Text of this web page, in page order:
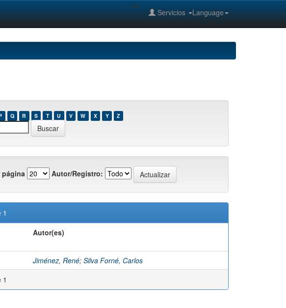
Language
Servicios
--%>
Q R S T U V W X Y Z
Autor/Registro:
Autor(es)
Jiménez, René; Silva Forné, Carlos